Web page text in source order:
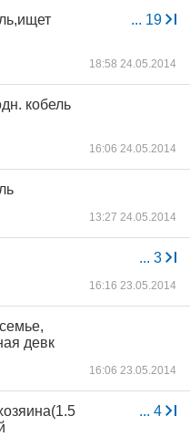
... 19
18:58 24.05.2014
кобель
16:06 24.05.2014
13:27 24.05.2014
... 3
16:16 23.05.2014
девк
16:06 23.05.2014
... 4